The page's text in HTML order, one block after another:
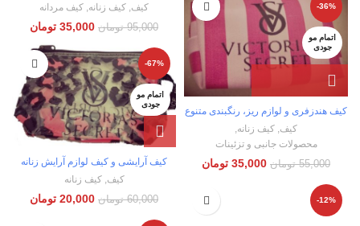
کیف کیف زنانه کیف مردانه
95,000 تومان 35,000 تومان
-36%
اتمام مو
جودی
کیف هندزفری و لوازم ریز، رنگبندی متنوع
کیف, کیف زنانه,
محصولات جانبی و تزئینات
55,000 تومان 35,000 تومان
-67%
اتمام مو
جودی
کیف آرایشی و کیف لوازم آرایش زنانه
کیف,کیف زنانه
60,000 تومان 20,000 تومان -12%